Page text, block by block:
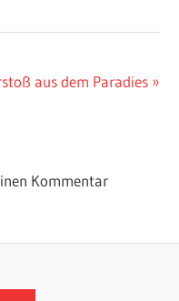
aus dem Paradies
Kommentar